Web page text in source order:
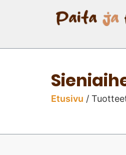
Etusivu /